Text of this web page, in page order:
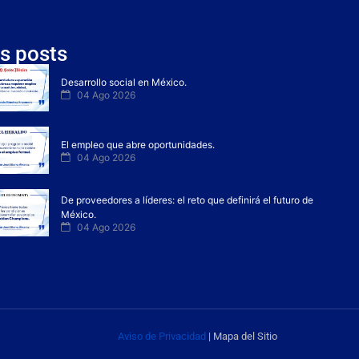
posts
Desarrollo social en México.
04 Ago 2026
El empleo que abre oportunidades.
04 Ago 2026
De proveedores a líderes: el reto que definirá el futuro de
México.
04 Ago 2026
Aviso de Privacidad | Mapa del Sitio